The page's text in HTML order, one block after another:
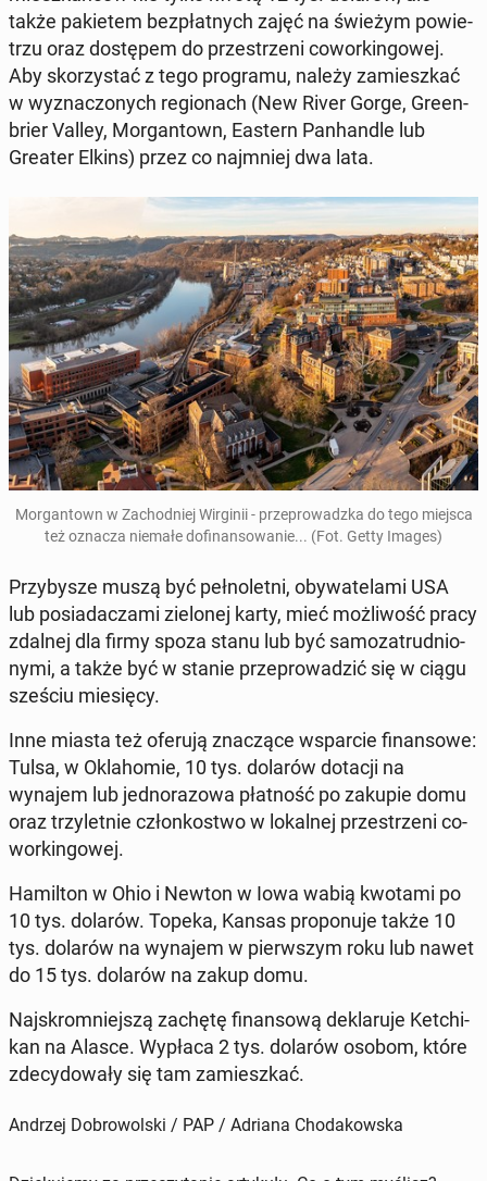
także pa­kie­tem bez­płat­nych zajęć na świeżym po­wie­
trzu oraz do­stę­pem do prze­strze­ni co­wor­kin­go­wej.
Aby sko­rzy­stać z tego pro­gra­mu, należy za­miesz­kać
w wy­zna­czo­nych re­gio­nach (New River Gorge, Gre­en­
brier Valley, Mor­gan­town, Eastern Pan­han­dle lub
Greater Elkins) przez co naj­mniej dwa lata.
Mor­gan­town w Za­chod­niej Wir­gi­nii - prze­pro­wadz­ka do tego miejsca
też oznacza niemałe do­fi­nan­so­wa­nie... (Fot. Getty Images)
Przy­by­sze muszą być peł­no­let­ni, oby­wa­te­la­mi USA
lub po­sia­da­cza­mi zie­lo­nej karty, mieć moż­li­wość pracy
zdalnej dla firmy spoza stanu lub być sa­mo­za­trud­nio­
ny­mi, a także być w stanie prze­pro­wa­dzić się w ciągu
sześciu mie­się­cy.
Inne miasta też oferują zna­czą­ce wspar­cie fi­nan­so­we:
Tulsa, w Okla­ho­mie, 10 tys. dolarów dotacji na
wynajem lub jed­no­ra­zo­wa płat­ność po zakupie domu
oraz trzy­let­nie człon­ko­stwo w lo­kal­nej prze­strze­ni co­
wor­kin­go­wej.
Ha­mil­ton w Ohio i Newton w Iowa wabią kwotami po
10 tys. dolarów. Topeka, Kansas pro­po­nu­je także 10
tys. dolarów na wynajem w pierw­szym roku lub nawet
do 15 tys. dolarów na zakup domu.
Naj­skrom­niej­szą zachętę fi­nan­so­wą de­kla­ru­je Ket­chi­
kan na Alasce. Wypłaca 2 tys. dolarów osobom, które
zde­cy­do­wa­ły się tam za­miesz­kać.
Andrzej Dobrowolski / PAP / Adriana Chodakowska